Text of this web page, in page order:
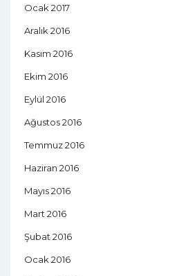
Ocak 2017
Aralık 2016
Kasım 2016
Ekim 2016
Eylül 2016
Ağustos 2016
Temmuz 2016
Haziran 2016
Mayıs 2016
Mart 2016
Şubat 2016
Ocak 2016